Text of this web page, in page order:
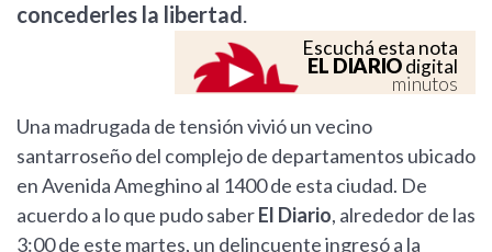
concederles la libertad .
Escuchá esta nota
EL DIARIOdigital
minutos
Una madrugada de tensión vivió un vecino
santarroseño del complejo de departamentos ubicado
en Avenida Ameghino al 1400 de esta ciudad. De
acuerdo a lo que pudo saberEl Diario, alrededor de las
3:00 de este martes, un delincuente ingresó a la